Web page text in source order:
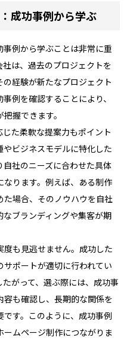
成功事例から学ぶ
例から学ぶことは非常に重
は、過去のプロジェクトを
経験が新たなプロジェクト
例を確認することにより、
握できます。
た柔軟な提案力もポイント
ビジネスモデルに特化した
社のニーズに合わせた具体
ります。例えば、ある制作
場合、そのノウハウを自社
ブランディングや集客が期
も見逃せません。成功した
ポートが適切に行われてい
がって、選ぶ際には、成功事
も確認し、長期的な関係を
す。このように、成功事例
ムページ制作につながりま